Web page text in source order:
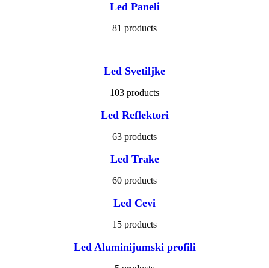
Led Paneli
81 products
Led Svetiljke
103 products
Led Reflektori
63 products
Led Trake
60 products
Led Cevi
15 products
Led Aluminijumski profili